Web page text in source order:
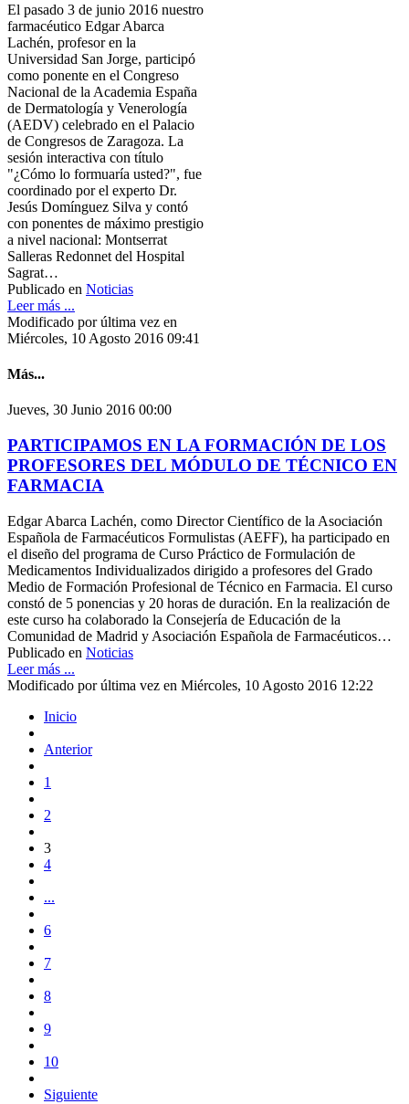
El pasado 3 de junio 2016 nuestro
farmacéutico Edgar Abarca
Lachén, profesor en la
Universidad San Jorge, participó
como ponente en el Congreso
Nacional de la Academia España
de Dermatología y Venerología
(AEDV) celebrado en el Palacio
de Congresos de Zaragoza. La
sesión interactiva con título
"¿Cómo lo formuaría usted?", fue
coordinado por el experto Dr.
Jesús Domínguez Silva y contó
con ponentes de máximo prestigio
a nivel nacional: Montserrat
Salleras Redonnet del Hospital
Sagrat…
Publicado en Noticias
Leer más ...
Modificado por última vez en
Miércoles, 10 Agosto 2016 09:41
Más...
Jueves, 30 Junio 2016 00:00
PARTICIPAMOS EN LA FORMACIÓN DE LOS
PROFESORES DEL MÓDULO DE TÉCNICO EN
FARMACIA
Edgar Abarca Lachén, como Director Científico de la Asociación
Española de Farmacéuticos Formulistas (AEFF), ha participado en
el diseño del programa de Curso Práctico de Formulación de
Medicamentos Individualizados dirigido a profesores del Grado
Medio de Formación Profesional de Técnico en Farmacia. El curso
constó de 5 ponencias y 20 horas de duración. En la realización de
este curso ha colaborado la Consejería de Educación de la
Comunidad de Madrid y Asociación Española de Farmacéuticos…
Publicado en Noticias
Leer más ...
Modificado por última vez en Miércoles, 10 Agosto 2016 12:22
Inicio
Anterior
1
2
3
4
...
6
7
8
9
10
Siguiente